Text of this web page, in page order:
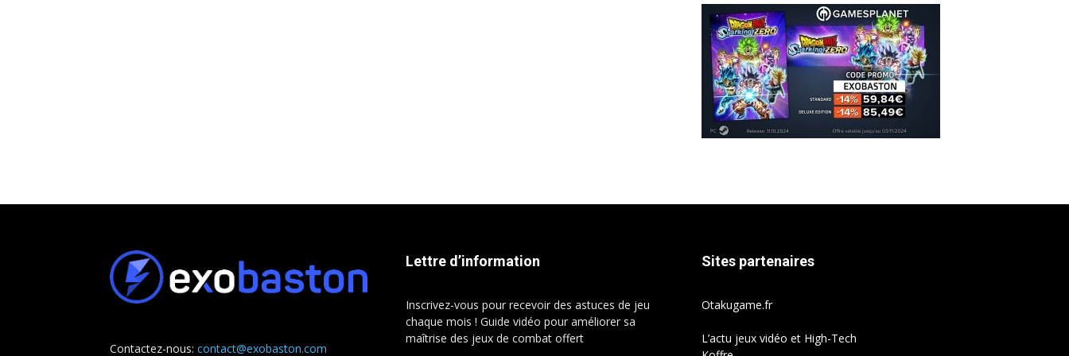
Contactez-nous: contact@exobaston.com
Lettre d’information
Inscrivez-vous pour recevoir des astuces de jeu
chaque mois ! Guide vidéo pour améliorer sa
maîtrise des jeux de combat offert
Sites partenaires
Otakugame.fr
L’actu jeux vidéo et High-Tech